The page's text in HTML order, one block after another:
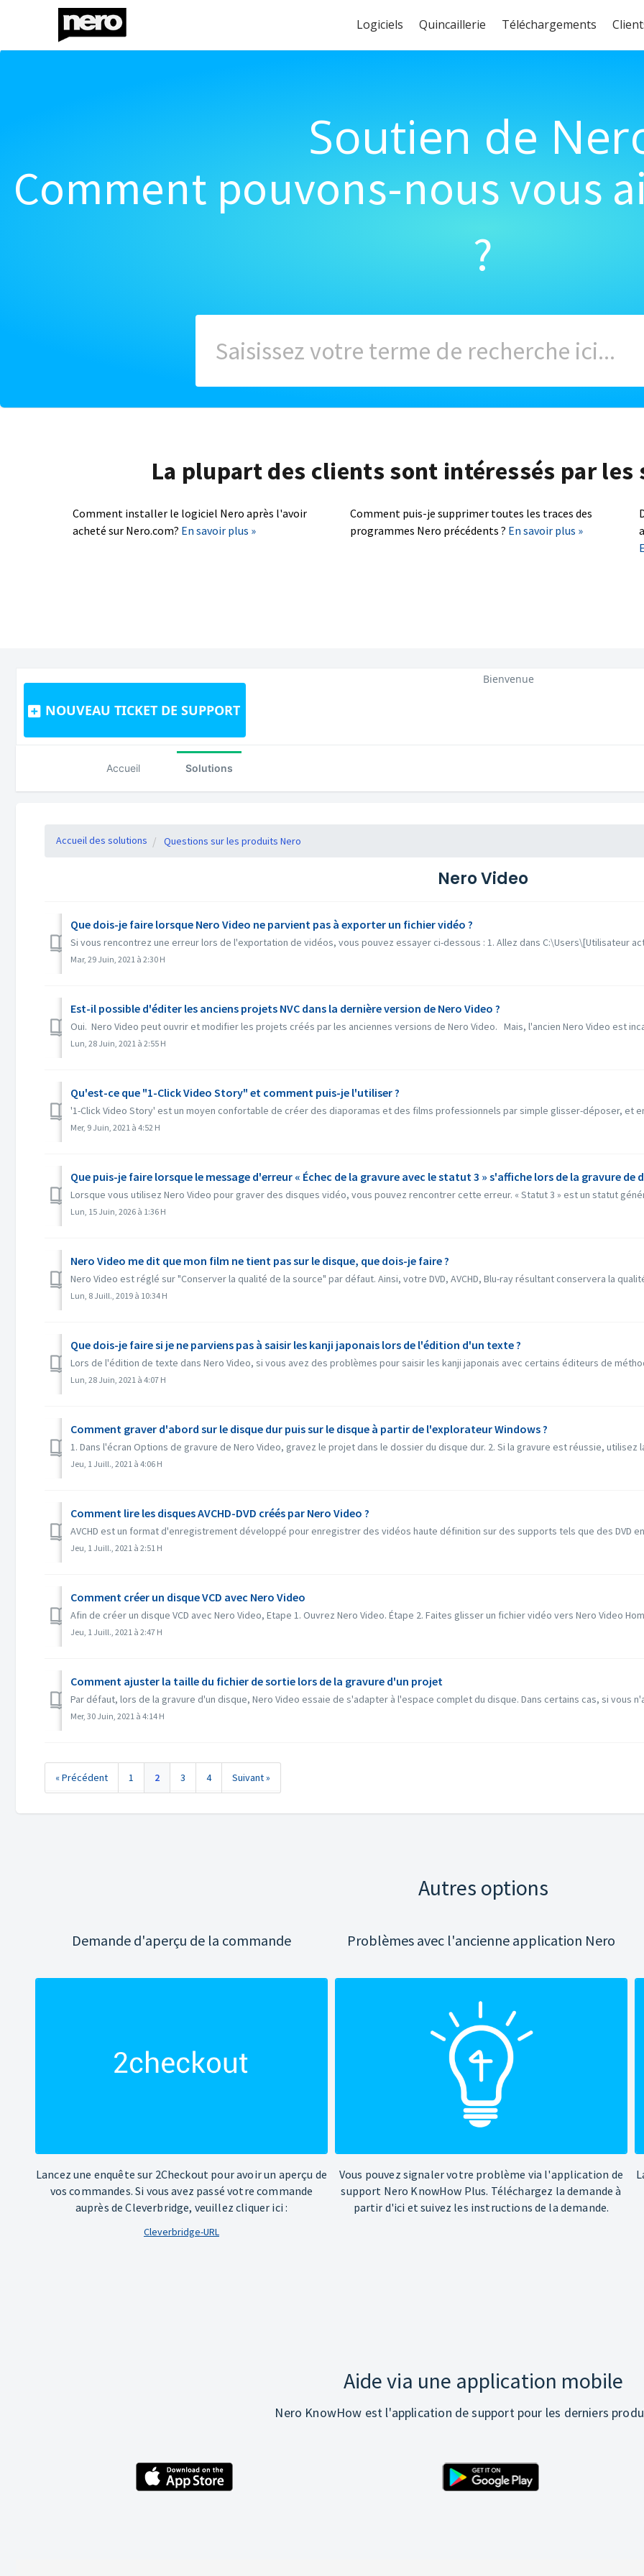
Logiciels Quincaillerie Téléchargements
Soutien de
Comment pouvons-nous vous
?
La plupart des clients sont intéressés par les
Comment installer le logiciel Nero après l'avoir
acheté sur Nero.com? En savoir plus »
Comment puis-je supprimer toutes les traces des
programmes Nero précédents ? En savoir plus »
NOUVEAU TICKET DE SUPPORT
Bienvenue
Accueil Solutions
Accueil des solutions Questions sur les produits Nero
Nero Video
Que dois-je faire lorsque Nero Video ne parvient pas à exporter un fichier vidéo ?
Si vous rencontrez une erreur lors de l'exportation de vidéos, vous pouvez essayer ci-dessous : 1. Allez dans C:\Users\[Utilisateur
Mar, 29 Juin, 2021 à 2:30 H
Est-il possible d'éditer les anciens projets NVC dans la dernière version de Nero Video ?
Oui. Nero Video peut ouvrir et modifier les projets créés par les anciennes versions de Nero Video. Mais, l'ancien Nero Video est
Lun, 28 Juin, 2021 à 2:55 H
Qu'est-ce que "1-Click Video Story" et comment puis-je l'utiliser ?
'1-Click Video Story' est un moyen confortable de créer des diaporamas et des films professionnels par simple glisser-déposer, et en
Mer, 9 Juin, 2021 à 4:52 H
Que puis-je faire lorsque le message d'erreur « Échec de la gravure avec le statut 3 » s'affiche lors de la gravure de
Lorsque vous utilisez Nero Video pour graver des disques vidéo, vous pouvez rencontrer cette erreur. « Statut 3 » est un statut
Lun, 15 Juin, 2026 à 1:36 H
Nero Video me dit que mon film ne tient pas sur le disque, que dois-je faire ?
Nero Video est réglé sur "Conserver la qualité de la source" par défaut. Ainsi, votre DVD, AVCHD, Blu-ray résultant conservera la
Lun, 8 Juill., 2019 à 10:34 H
Que dois-je faire si je ne parviens pas à saisir les kanji japonais lors de l'édition d'un texte ?
Lors de l'édition de texte dans Nero Video, si vous avez des problèmes pour saisir les kanji japonais avec certains éditeurs de
Lun, 28 Juin, 2021 à 4:07 H
Comment graver d'abord sur le disque dur puis sur le disque à partir de l'explorateur Windows ?
1. Dans l'écran Options de gravure de Nero Video, gravez le projet dans le dossier du disque dur. 2. Si la gravure est réussie, utilisez
Jeu, 1 Juill., 2021 à 4:06 H
Comment lire les disques AVCHD-DVD créés par Nero Video ?
AVCHD est un format d'enregistrement développé pour enregistrer des vidéos haute définition sur des supports tels que des DVD
Jeu, 1 Juill., 2021 à 2:51 H
Comment créer un disque VCD avec Nero Video
Afin de créer un disque VCD avec Nero Video, Etape 1. Ouvrez Nero Video. Étape 2. Faites glisser un fichier vidéo vers Nero Video
Jeu, 1 Juill., 2021 à 2:47 H
Comment ajuster la taille du fichier de sortie lors de la gravure d'un projet
Par défaut, lors de la gravure d'un disque, Nero Video essaie de s'adapter à l'espace complet du disque. Dans certains cas, si vous
Mer, 30 Juin, 2021 à 4:14 H
« Précédent 1 2 3 4 Suivant »
Autres options
Demande d'aperçu de la commande
Lancez une enquête sur 2Checkout pour avoir un aperçu de
vos commandes. Si vous avez passé votre commande
auprès de Cleverbridge, veuillez cliquer ici :
Cleverbridge-URL
Problèmes avec l'ancienne application Nero
Vous pouvez signaler votre problème via l'application de
support Nero KnowHow Plus. Téléchargez la demande à
partir d'ici et suivez les instructions de la demande.
Aide via une application mobile
Nero KnowHow est l'application de support pour les derniers